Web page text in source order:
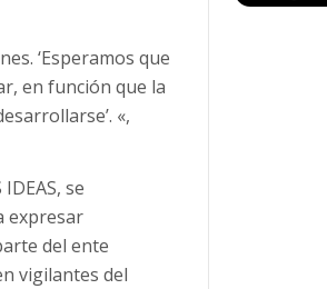
‘Esperamos que
en función que la
«,
se
expresar
del ente
vigilantes del